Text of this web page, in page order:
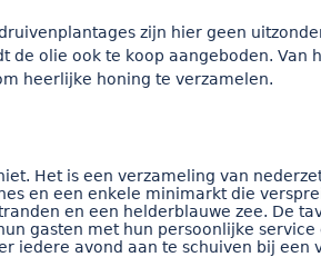
zijn hier geen
de olie ook te koop aangeboden.
heerlijke honing te verzamelen.
Het is een verzameling van
en een enkele minimarkt die
en een helderblauwe zee. De
gasten met hun persoonlijke
iedere avond aan te schuiven bij een